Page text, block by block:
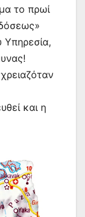
το πρωί
Υπηρεσία,
και η